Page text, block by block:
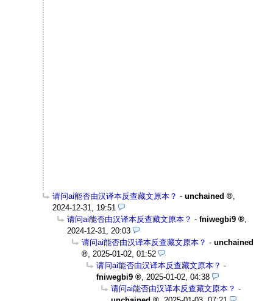
请问ai能否由汉译本反查藏文原本？ - unchained
2024-12-31, 19:51
请问ai能否由汉译本反查藏文原本？ - fniwegbi9
2024-12-31, 20:03
请问ai能否由汉译本反查藏文原本？ - unchained
2025-01-02, 01:52
请问ai能否由汉译本反查藏文原本？ -
fniwegbi9
2025-01-02, 04:38
请问ai能否由汉译本反查藏文原本？ -